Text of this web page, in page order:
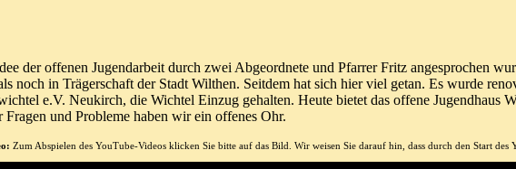
der offenen Jugendarbeit durch zwei Abgeordnete und Pfarrer Fritz angesprochen
noch in Trägerschaft der Stadt Wilthen. Seitdem hat sich hier viel getan. Es wurde
e.V. Neukirch, die Wichtel Einzug gehalten. Heute bietet das offene
und Probleme haben wir ein offenes Ohr.
Zum Abspielen des YouTube-Videos klicken Sie bitte auf das Bild. Wir weisen Sie darauf hin, dass durch den Start des